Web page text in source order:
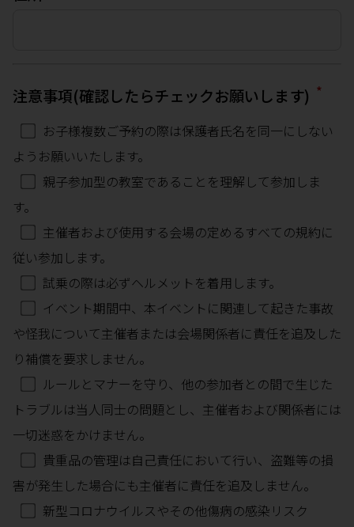
注意事項(確認したらチェックお願いします) *
お子様複数ご予約の際は保護者氏名を同一にしない
ようお願いいたします。
親子参加型の教室であることを理解して参加しま
す。
主催者および使用する会場の定めるすべての規約に
従い参加します。
試乗の際は必ずヘルメットを着用します。
イベント期間中、本イベントに関連して起きた事故
や怪我について主催者または会場関係者に責任を追及した
り補償を要求しません。
ルールとマナーを守り、他の参加者との間で生じた
トラブルは当人同士の問題とし、主催者および関係者には
一切迷惑をかけません。
貴重品の管理は自己責任において行い、盗難等の損
害が発生した場合にも主催者に責任を追及しません。
新型コロナウイルスやその他傷病の感染リスク